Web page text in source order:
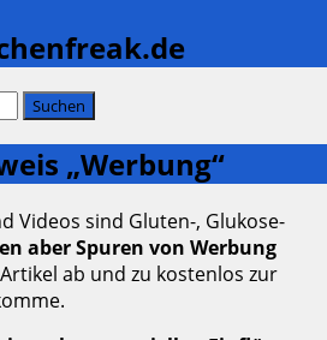
„Werbung“
Videos sind Gluten-, Glukose-
aber Spuren von Werbung
ab und zu kostenlos zur